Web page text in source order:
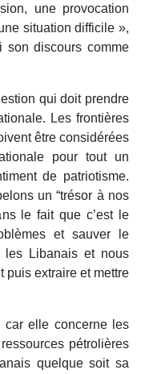
une provocation
situation difficile »,
discours comme
qui doit prendre
Les frontières
être considérées
pour tout un
de patriotisme.
un “trésor à nos
le fait que c’est le
et sauver le
les Libanais et nous
puis extraire et mettre
car elle concerne les
pétrolières
quelque soit sa